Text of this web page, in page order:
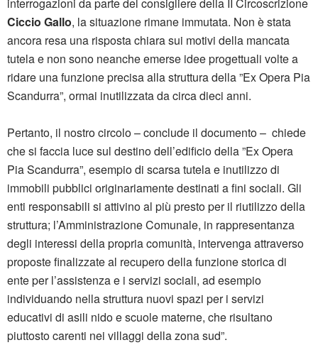
interrogazioni da parte del consigliere della II Circoscrizione
Ciccio Gallo, la situazione rimane immutata. Non è stata
ancora resa una risposta chiara sui motivi della mancata
tutela e non sono neanche emerse idee progettuali volte a
ridare una funzione precisa alla struttura della ”Ex Opera Pia
Scandurra”, ormai inutilizzata da circa dieci anni.
Pertanto, il nostro circolo – conclude il documento – chiede
che si faccia luce sul destino dell’edificio della ”Ex Opera
Pia Scandurra”, esempio di scarsa tutela e inutilizzo di
immobili pubblici originariamente destinati a fini sociali. Gli
enti responsabili si attivino al più presto per il riutilizzo della
struttura; l’Amministrazione Comunale, in rappresentanza
degli interessi della propria comunità, intervenga attraverso
proposte finalizzate al recupero della funzione storica di
ente per l’assistenza e i servizi sociali, ad esempio
individuando nella struttura nuovi spazi per i servizi
educativi di asili nido e scuole materne, che risultano
piuttosto carenti nei villaggi della zona sud”.